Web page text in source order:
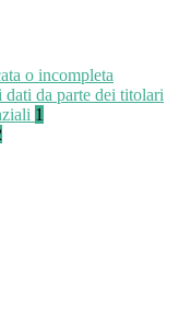
o incompleta
dati da parte dei titolari
1